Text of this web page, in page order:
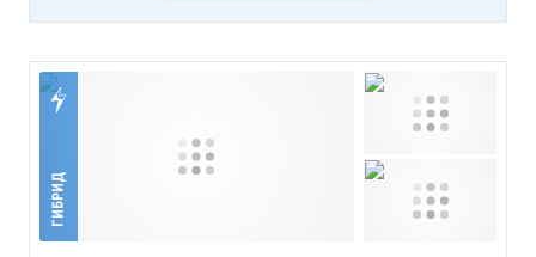
ГИБРИД